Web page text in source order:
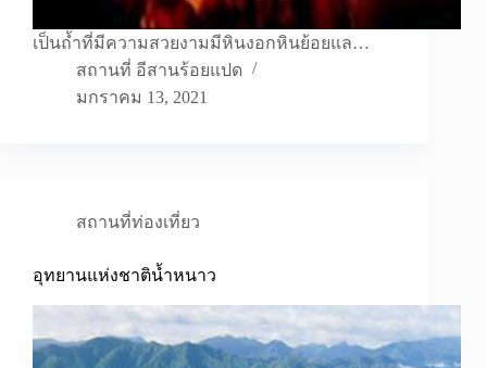
เป็นถ้ำที่มีความสวยงามมีหินงอกหินย้อยแล…
สถานที่ อีสานร้อยแปด
มกราคม 13, 2021
สถานที่ท่องเที่ยว
อุทยานแห่งชาติน้ำหนาว